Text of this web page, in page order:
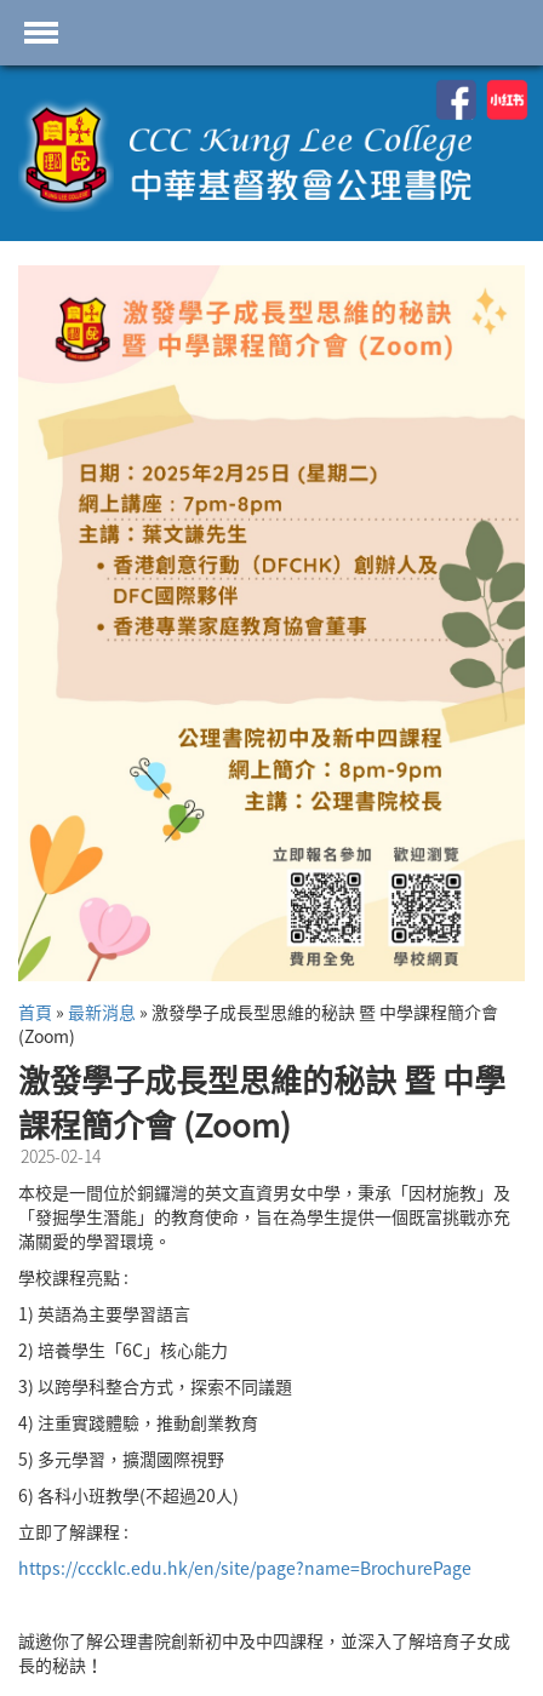
首頁
學校資料
課程概覽
入學申請
學生支援
Highlights
聯絡我們
2026-2027 劍橋國際 A
首頁 » 最新消息 » 激發學子成長型思維的秘訣 暨 中學課程簡介會
(Zoom)
激發學子成長型思維的秘訣 暨 中學
課程簡介會 (Zoom)
2025-02-14
本校是一間位於銅鑼灣的英文直資男女中學，秉承「因材施教」及
「發掘學生潛能」的教育使命，旨在為學生提供一個既富挑戰亦充
滿關愛的學習環境。
學校課程亮點 :
1) 英語為主要學習語言
2) 培養學生「6C」核心能力
3) 以跨學科整合方式，探索不同議題
4) 注重實踐體驗，推動創業教育
5) 多元學習，擴濶國際視野
6) 各科小班教學(不超過20人)
立即了解課程 :
https://cccklc.edu.hk/en/site/page?name=BrochurePage
誠邀你了解公理書院創新初中及中四課程，並深入了解培育子女成
長的秘訣！